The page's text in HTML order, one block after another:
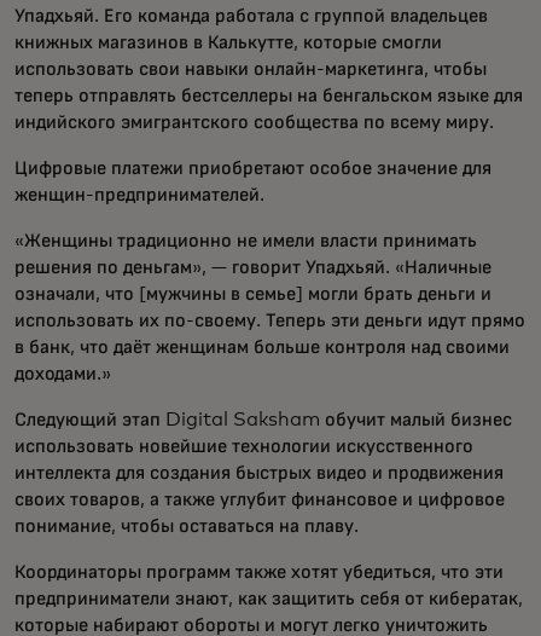
Упадхьяй. Его команда работала с группой владельцев
книжных магазинов в Калькутте, которые смогли
использовать свои навыки онлайн-маркетинга, чтобы
теперь отправлять бестселлеры на бенгальском языке для
индийского эмигрантского сообщества по всему миру.
Цифровые платежи приобретают особое значение для
женщин-предпринимателей.
«Женщины традиционно не имели власти принимать
решения по деньгам», — говорит Упадхьяй. «Наличные
означали, что [мужчины в семье] могли брать деньги и
использовать их по-своему. Теперь эти деньги идут прямо
в банк, что даёт женщинам больше контроля над своими
доходами.»
Следующий этап Digital Saksham обучит малый бизнес
использовать новейшие технологии искусственного
интеллекта для создания быстрых видео и продвижения
своих товаров, а также углубит финансовое и цифровое
понимание, чтобы оставаться на плаву.
Координаторы программ также хотят убедиться, что эти
предприниматели знают, как защитить себя от кибератак,
которые набирают обороты и могут легко уничтожить